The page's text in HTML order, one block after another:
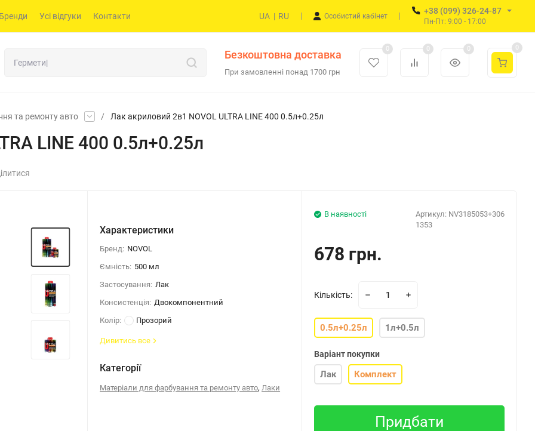
Усі відгуки Контакти UA | RU Особистий кабінет
+38 (099) 326-24-87
Пн-Пт: 9:00 - 17:00
Безкоштовна доставка
При замовленні понад 1700 грн
0 0 0 0
та ремонту авто / Лак акриловий 2в1 NOVOL ULTRA LINE 400 0.5л+0.25л
LINE 400 0.5л+0.25л
Характеристики
Бренд: NOVOL
Ємність: 500 мл
Застосування: Лак
Консистенція: Двокомпонентний
Колір:
Прозорий
Дивитись все
Категорії
Матеріали для фарбування та ремонту авто, Лаки
Артикул: NV3185053+306
1353
В наявності
678 грн.
Кількість:
0.5л+0.25л 1л+0.5л
Варіант покупки
Лак Комплект
Придбати